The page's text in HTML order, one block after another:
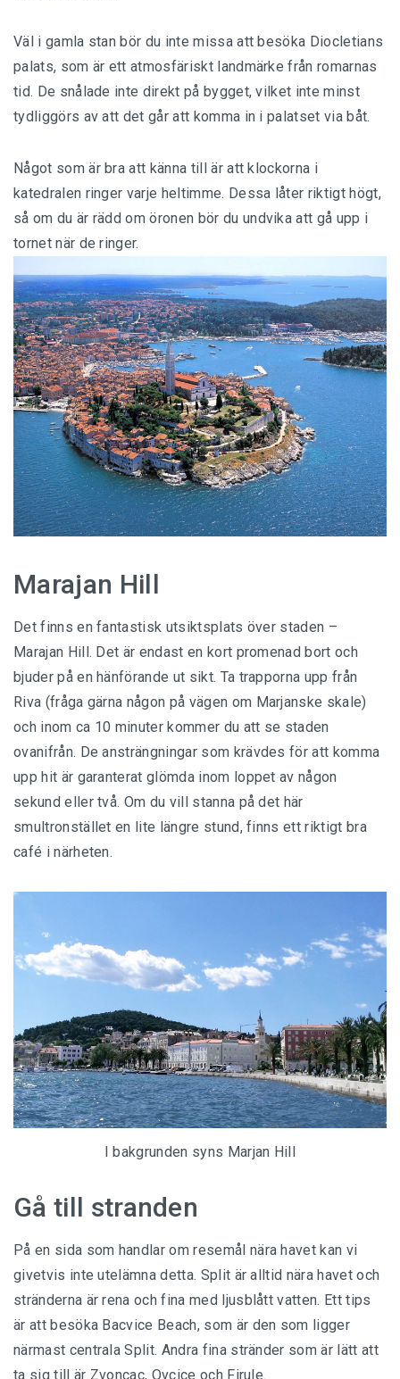
Väl i gamla stan bör du inte missa att besöka Diocletians
palats, som är ett atmosfäriskt landmärke från romarnas
tid. De snålade inte direkt på bygget, vilket inte minst
tydliggörs av att det går att komma in i palatset via båt.
Något som är bra att känna till är att klockorna i
katedralen ringer varje heltimme. Dessa låter riktigt högt,
så om du är rädd om öronen bör du undvika att gå upp i
tornet när de ringer.
Marajan Hill
Det finns en fantastisk utsiktsplats över staden –
Marajan Hill. Det är endast en kort promenad bort och
bjuder på en hänförande ut sikt. Ta trapporna upp från
Riva (fråga gärna någon på vägen om Marjanske skale)
och inom ca 10 minuter kommer du att se staden
ovanifrån. De ansträngningar som krävdes för att komma
upp hit är garanterat glömda inom loppet av någon
sekund eller två. Om du vill stanna på det här
smultronstället en lite längre stund, finns ett riktigt bra
café i närheten.
I bakgrunden syns Marjan Hill
Gå till stranden
På en sida som handlar om resemål nära havet kan vi
givetvis inte utelämna detta. Split är alltid nära havet och
stränderna är rena och fina med ljusblått vatten. Ett tips
är att besöka Bacvice Beach, som är den som ligger
närmast centrala Split. Andra fina stränder som är lätt att
ta sig till är Zvoncac, Ovcice och Firule.